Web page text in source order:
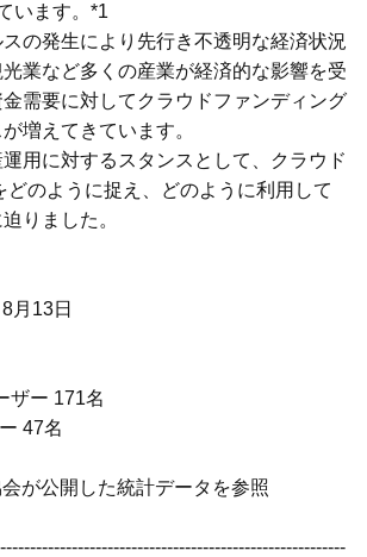
います。*1
の発生により先行き不透明な経済状況
業など多くの産業が経済的な影響を受
需要に対してクラウドファンディング
増えてきています。
用に対するスタンスとして、クラウド
どのように捉え、どのように利用して
りました。
月13日
ザー 171名
47名
が公開した統計データを参照